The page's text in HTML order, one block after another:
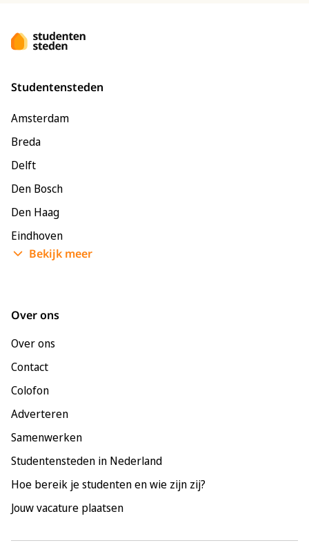
Studentensteden
Amsterdam
Breda
Delft
Den Bosch
Den Haag
Eindhoven
Enschede
Maastricht
Nijmegen
Rotterdam
Tilburg
Utrecht
Bekijk meer
Over ons
Over ons
Contact
Colofon
Adverteren
Samenwerken
Studentensteden in Nederland
Hoe bereik je studenten en wie zijn zij?
Jouw vacature plaatsen